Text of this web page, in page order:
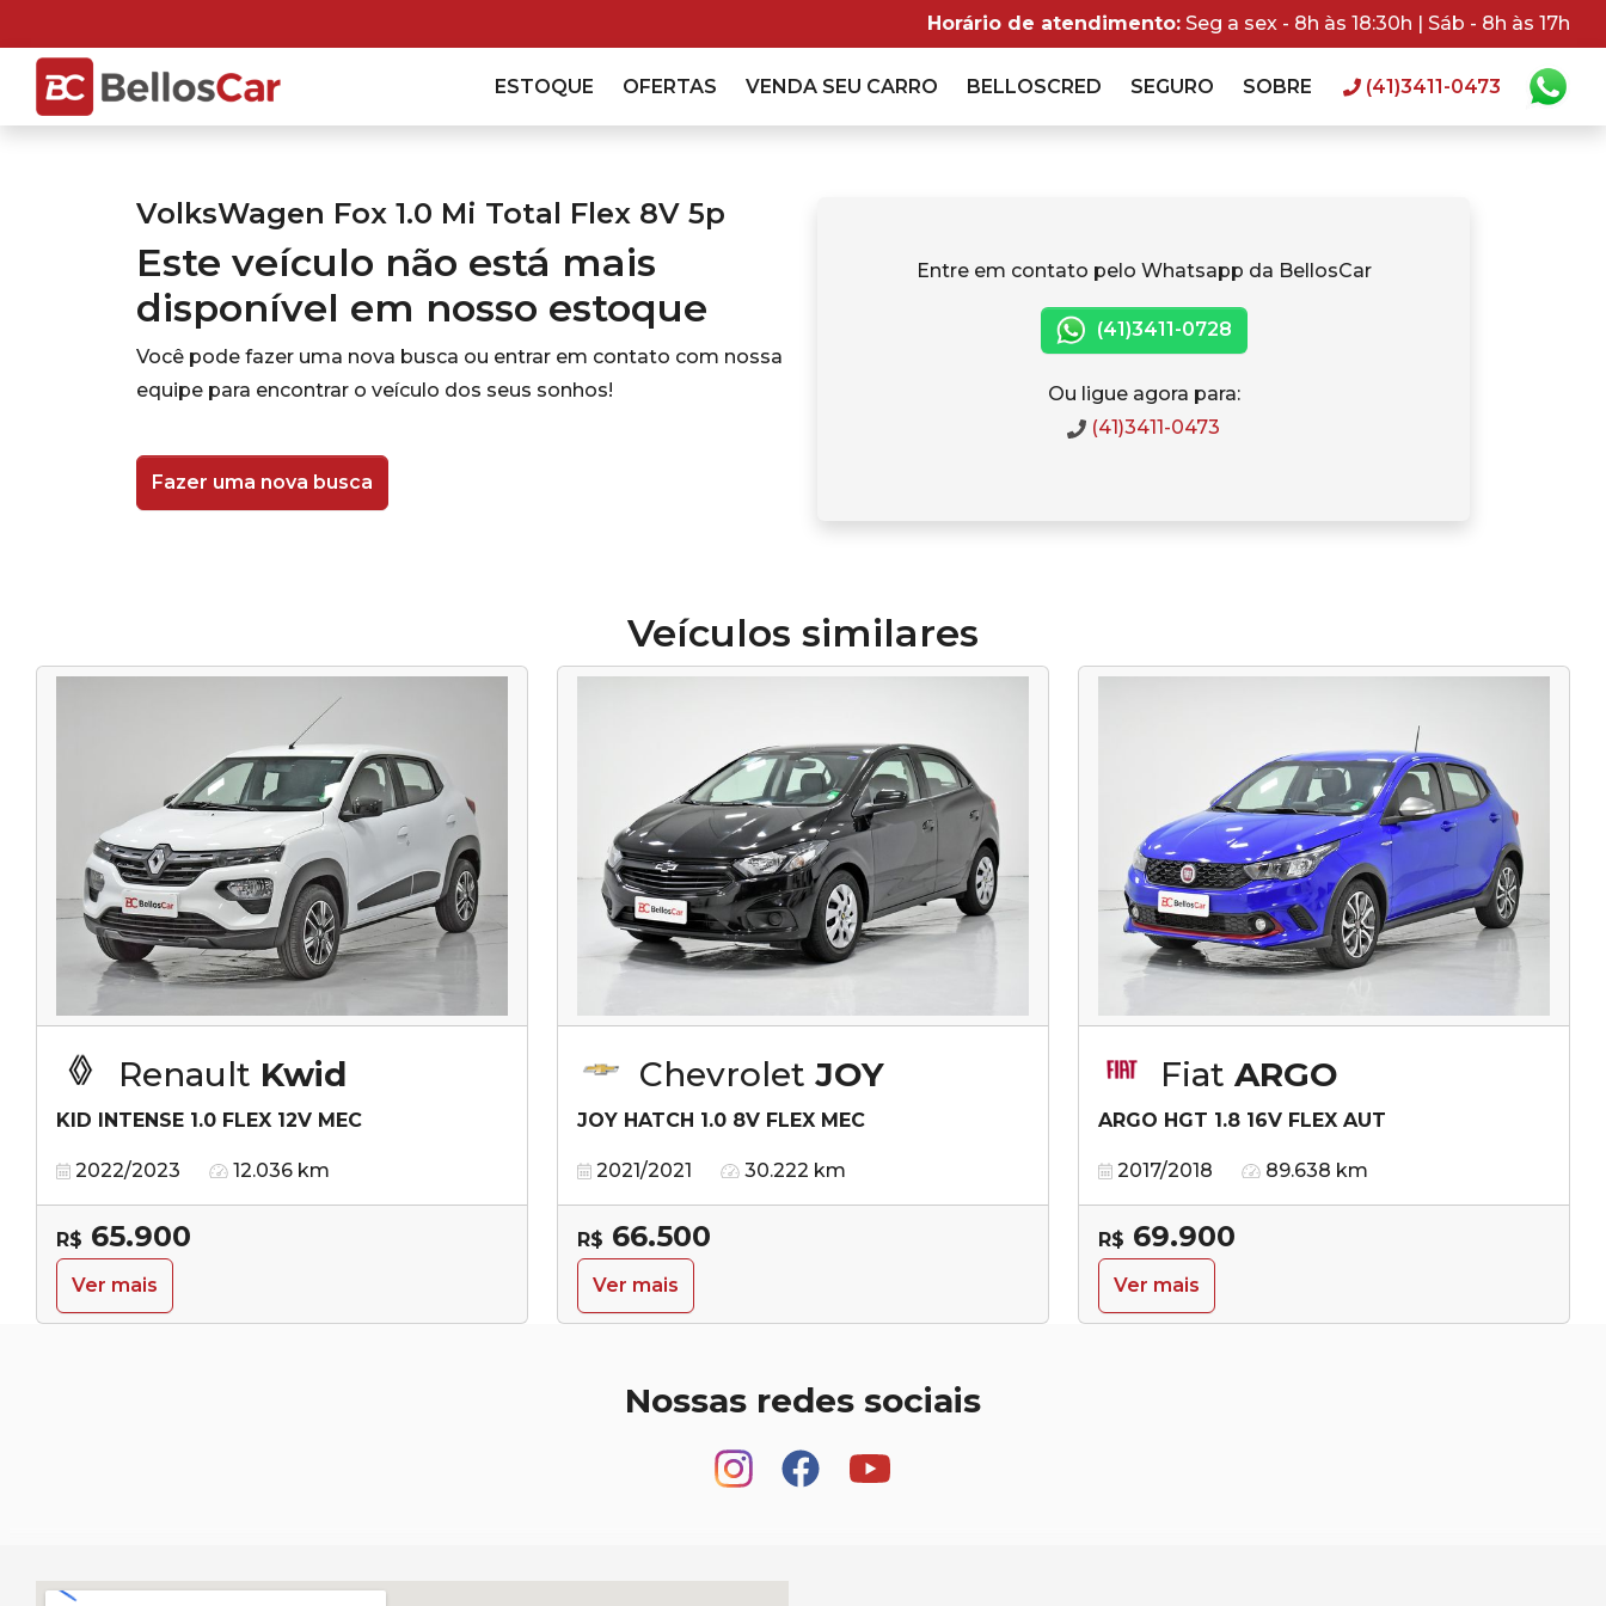
Horário de atendimento: Seg a sex - 8h às 18:30h | Sáb - 8h às 17h
ESTOQUE OFERTAS VENDA SEU CARRO BELLOSCRED SEGURO SOBRE (41)3411-0473
VolksWagen Fox 1.0 Mi Total Flex 8V 5p
Este veículo não está mais
disponível em nosso estoque
Você pode fazer uma nova busca ou entrar em contato com nossa
equipe para encontrar o veículo dos seus sonhos!
Fazer uma nova busca
Entre em contato pelo Whatsapp da BellosCar
(41)3411-0728
Ou ligue agora para:
(41)3411-0473
Veículos similares
Renault Kwid
KID INTENSE 1.0 FLEX 12V MEC
2022/2023 12.036 km
R$ 65.900
Ver mais
Chevrolet JOY
JOY HATCH 1.0 8V FLEX MEC
2021/2021 30.222 km
R$ 66.500
Ver mais
Fiat ARGO
ARGO HGT 1.8 16V FLEX AUT
2017/2018 89.638 km
R$ 69.900
Ver mais
Nossas redes sociais